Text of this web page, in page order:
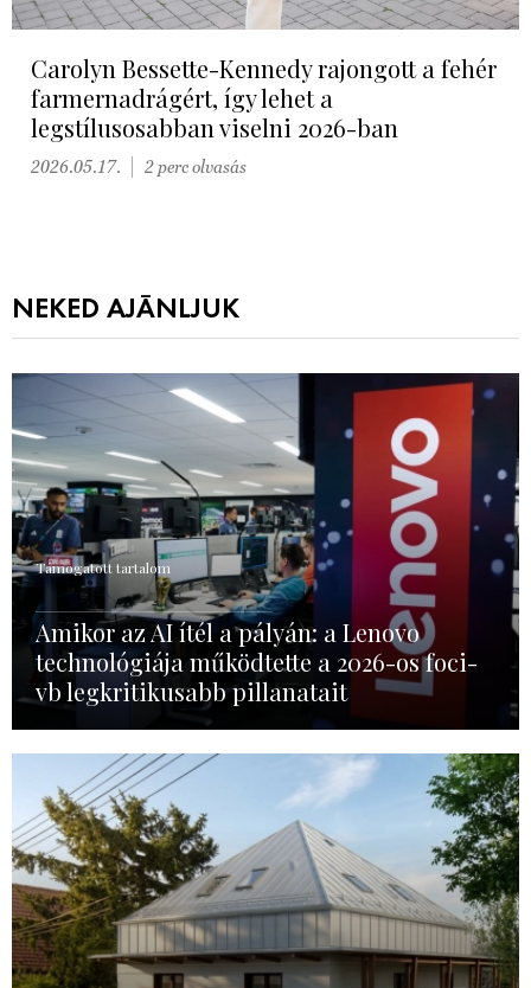
Carolyn Bessette-Kennedy rajongott a fehér
farmernadrágért, így lehet a
legstílusosabban viselni 2026-ban
2026.05.17. 2 perc olvasás
NEKED AJÁNLJUK
Támogatott tartalom
Amikor az AI ítél a pályán: a Lenovo
technológiája működtette a 2026-os foci-
vb legkritikusabb pillanatait